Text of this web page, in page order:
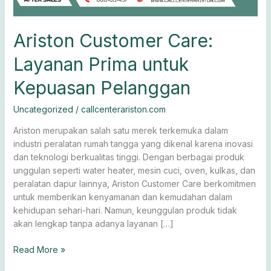
Ariston Customer Care:
Layanan Prima untuk
Kepuasan Pelanggan
Uncategorized / callcenterariston.com
Ariston merupakan salah satu merek terkemuka dalam
industri peralatan rumah tangga yang dikenal karena inovasi
dan teknologi berkualitas tinggi. Dengan berbagai produk
unggulan seperti water heater, mesin cuci, oven, kulkas, dan
peralatan dapur lainnya, Ariston Customer Care berkomitmen
untuk memberikan kenyamanan dan kemudahan dalam
kehidupan sehari-hari. Namun, keunggulan produk tidak
akan lengkap tanpa adanya layanan […]
Read More »